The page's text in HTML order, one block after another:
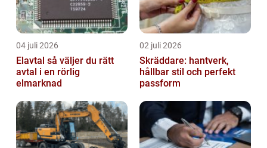
04 juli 2026
Elavtal så väljer du rätt
avtal i en rörlig
elmarknad
02 juli 2026
Skräddare: hantverk,
hållbar stil och perfekt
passform